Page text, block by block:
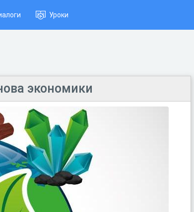
Уроки
экономики